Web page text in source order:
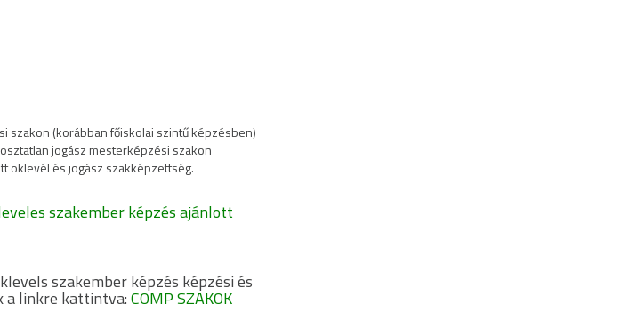
szakon (korábban főiskolai szintű képzésben)
jogász mesterképzési szakon
oklevél és jogász szakképzettség.
szakember képzés ajánlott
szakember képzés képzési és
a linkre kattintva:COMP SZAKOK